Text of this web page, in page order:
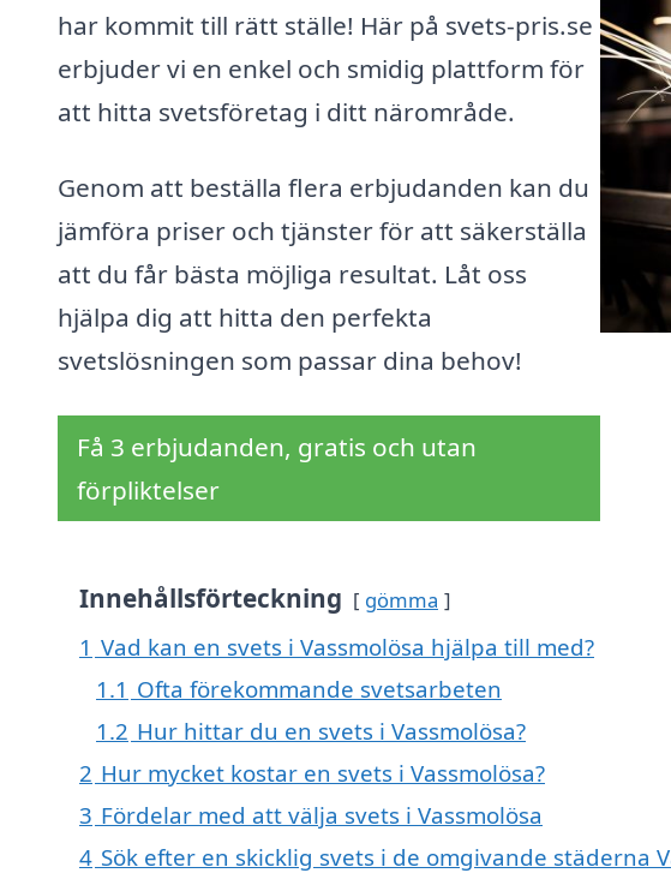
har kommit till rätt ställe! Här på svets-pris.se
erbjuder vi en enkel och smidig plattform för
att hitta svetsföretag i ditt närområde.
Genom att beställa flera erbjudanden kan du
jämföra priser och tjänster för att säkerställa
att du får bästa möjliga resultat. Låt oss
hjälpa dig att hitta den perfekta
svetslösningen som passar dina behov!
Få 3 erbjudanden, gratis och utan
förpliktelser
Innehållsförteckning gömma
1 Vad kan en svets i Vassmolösa hjälpa till med?
1.1 Ofta förekommande svetsarbeten
1.2 Hur hittar du en svets i Vassmolösa?
2 Hur mycket kostar en svets i Vassmolösa?
3 Fördelar med att välja svets i Vassmolösa
4 Sök efter en skicklig svets i de omgivande städerna